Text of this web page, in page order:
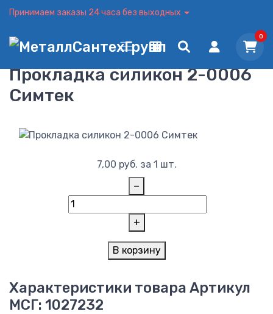
Принимаем заказы 24 часа без выходных
0
Прокладка силикон 2-0006
Симтек
7,00 руб. за 1 шт.
−
+
В корзину
Характеристики товара Артикул
МСГ: 1027232